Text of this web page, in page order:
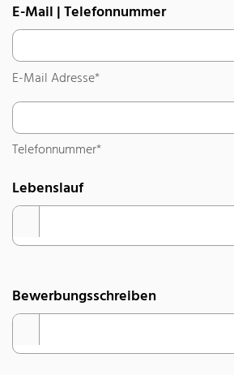
E-Mail | Telefonnummer
E-Mail Adresse
E-Mail Adresse*
Telefonnummer
Telefonnummer*
Lebenslauf
Bewerbungsschreiben